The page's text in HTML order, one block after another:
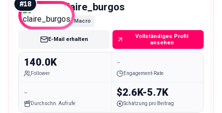
#18 claire_burgos
Macro
E-Mail erhalten
Vollständiges Profil
ansehen
140.0K
Follower
-
Engagement-Rate
-
Durchschn. Aufrufe
$2.6K-5.7K
Schätzung pro Beitrag